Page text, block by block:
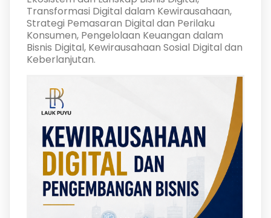
Transformasi Digital dalam Kewirausahaan,
Strategi Pemasaran Digital dan Perilaku
Konsumen, Pengelolaan Keuangan dalam
Bisnis Digital, Kewirausahaan Sosial Digital dan
Keberlanjutan.